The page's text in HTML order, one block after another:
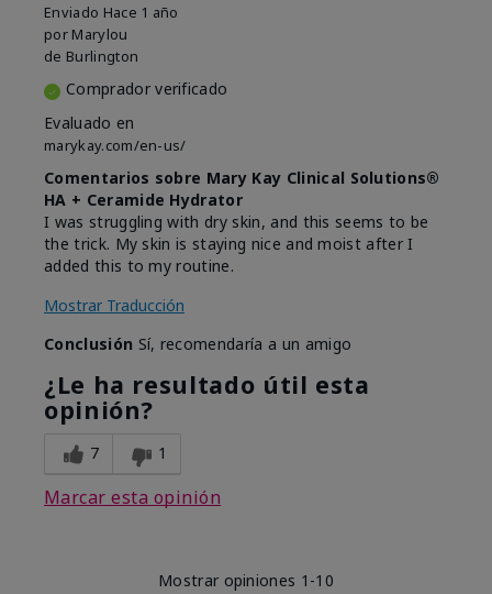
Enviado Hace 1 año
por Marylou
de Burlington
Comprador verificado
Evaluado en
marykay.com/en-us/
Comentarios sobre Mary Kay Clinical Solutions®
HA + Ceramide Hydrator
I was struggling with dry skin, and this seems to be
the trick. My skin is staying nice and moist after I
added this to my routine.
Mostrar Traducción
Conclusión Sí, recomendaría a un amigo
¿Le ha resultado útil esta
opinión?
7 1
Marcar esta opinión
Mostrar opiniones 1-10